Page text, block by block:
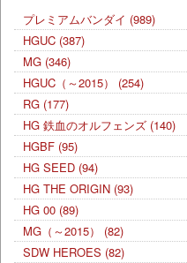
プレミアムバンダイ (989)
HGUC (387)
MG (346)
HGUC（～2015）
(254)
RG (177)
HG 鉄血のオルフェンズ (140)
HGBF (95)
HG SEED (94)
HG THE ORIGIN (93)
HG 00 (89)
MG（～2015）
(82)
SDW HEROES (82)